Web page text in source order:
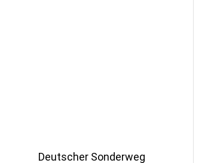
Deutscher Sonderweg